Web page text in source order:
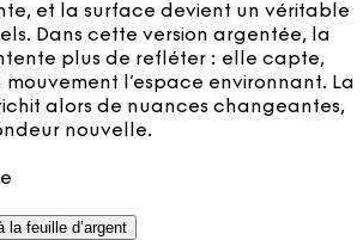
et la surface devient un véritable
Dans cette version argentée, la
plus de refléter : elle capte,
l’espace environnant. La
alors de nuances changeantes,
nouvelle.
la feuille d’argent